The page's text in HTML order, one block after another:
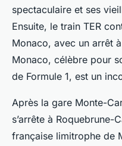
spectaculaire et ses
Ensuite, le train TER
Monaco, avec un arrêt
Monaco, célèbre pour
de Formule 1, est un
Après la gare Monte-
s’arrête à Roquebrune-
française limitrophe de